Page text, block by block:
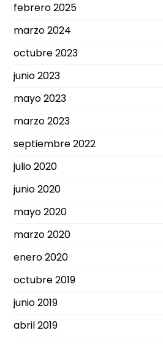
febrero 2025
marzo 2024
octubre 2023
junio 2023
mayo 2023
marzo 2023
septiembre 2022
julio 2020
junio 2020
mayo 2020
marzo 2020
enero 2020
octubre 2019
junio 2019
abril 2019